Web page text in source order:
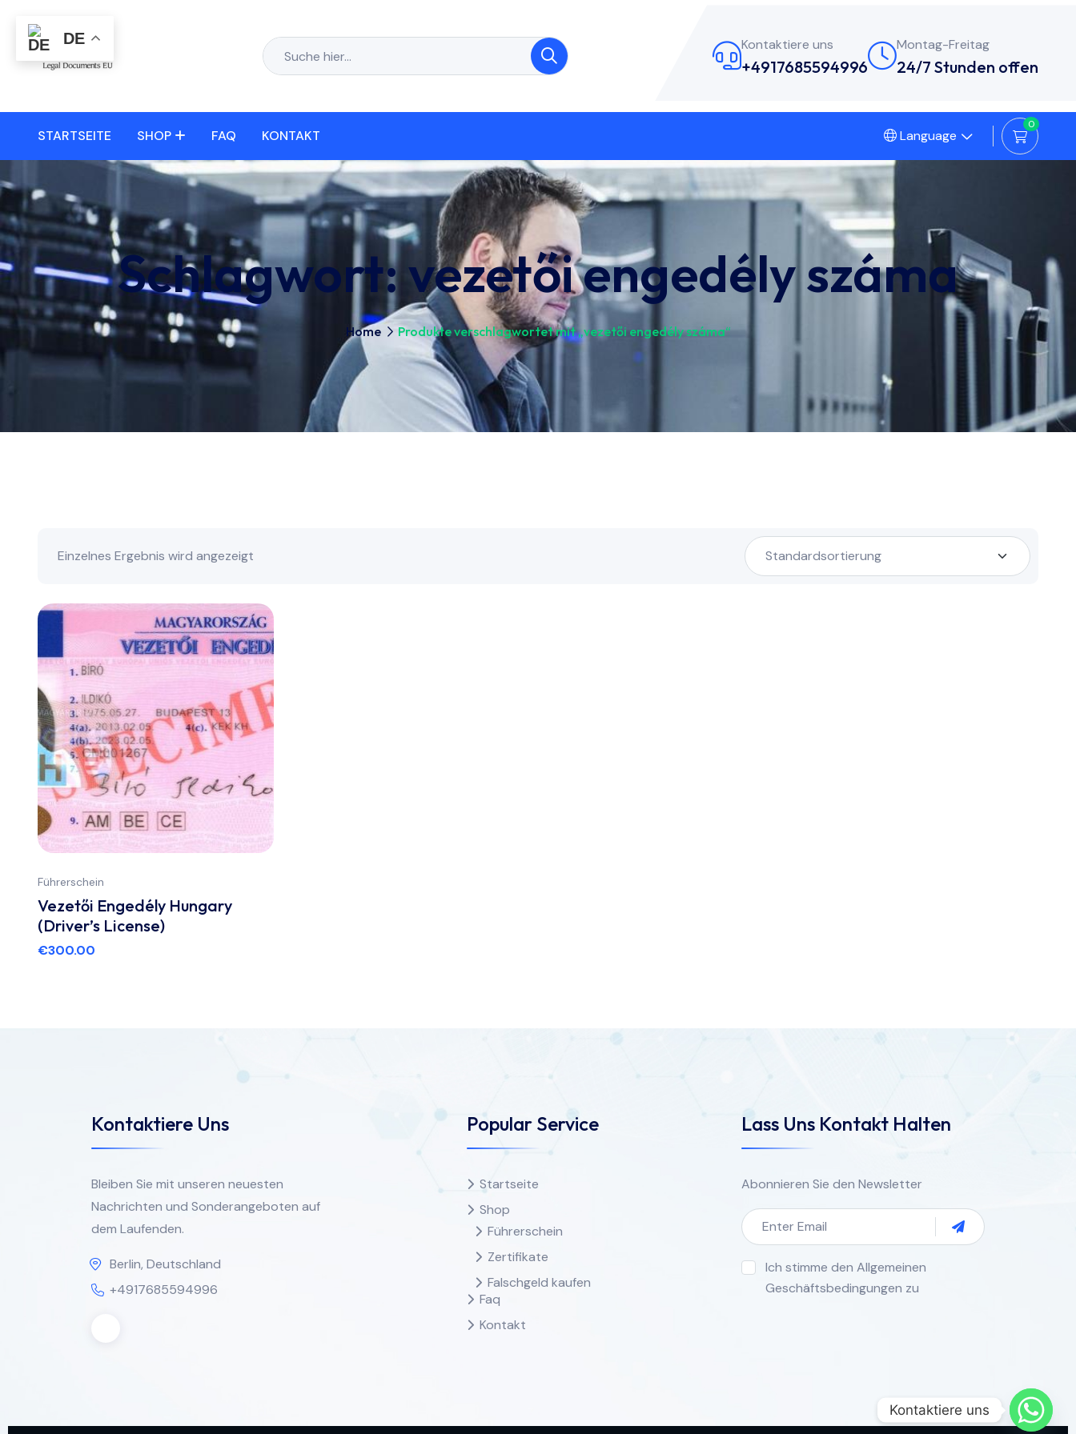
Kontaktiere uns
+4917685594996
Montag-Freitag
24/7 Stunden offen
STARTSEITE SHOP FAQ KONTAKT Language
0
Schlagwort:vezetői engedély száma
Home Produkte verschlagwortet mit „vezetői engedély száma“
Einzelnes Ergebnis wird angezeigt
Führerschein
Vezetői Engedély Hungary
(Driver’s License)
€300.00
Kontaktiere Uns
Bleiben Sie mit unseren neuesten
Nachrichten und Sonderangeboten auf
dem Laufenden.
Berlin, Deutschland
+4917685594996
Popular Service
Startseite
Shop
Führerschein
Zertifikate
Falschgeld kaufen
Faq
Kontakt
Lass Uns Kontakt Halten
Abonnieren Sie den Newsletter
Ich stimme den Allgemeinen
Geschäftsbedingungen zu
DE
Kontaktiere uns